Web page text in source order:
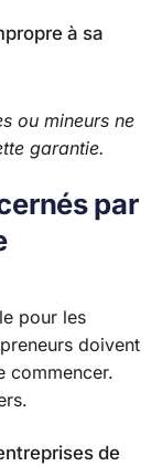
à sa
ou mineurs ne
garantie.
par
pour les
doivent
commencer.
de